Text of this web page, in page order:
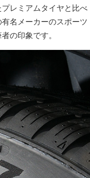
レミアムタイヤと比べ
名メーカーのスポーツ
の印象です。